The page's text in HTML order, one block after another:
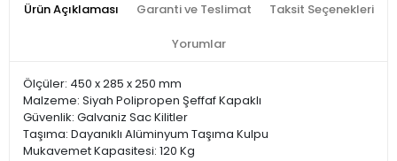
Ürün Açıklaması Garanti ve Teslimat Taksit Seçenekleri
Yorumlar
Ölçüler: 450 x 285 x 250 mm
Malzeme: Siyah Polipropen Şeffaf Kapaklı
Güvenlik: Galvaniz Sac Kilitler
Taşıma: Dayanıklı Alüminyum Taşıma Kulpu
Mukavemet Kapasitesi: 120 Kg